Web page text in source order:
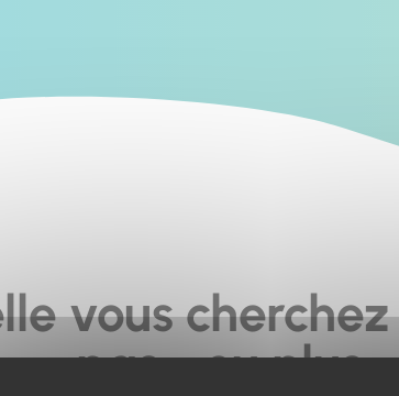
vous
pas... ou plus.